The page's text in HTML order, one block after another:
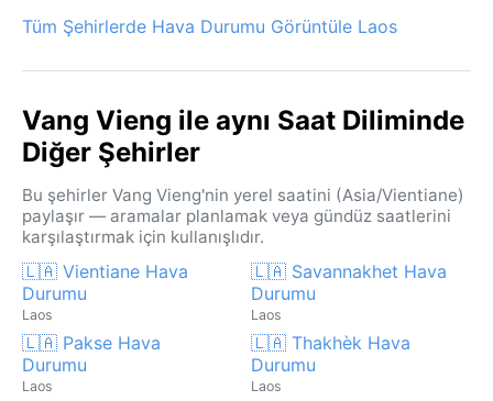
Tüm Şehirlerde Hava Durumu Görüntüle Laos
Vang Vieng ile aynı Saat Diliminde
Diğer Şehirler
Bu şehirler Vang Vieng'nin yerel saatini (Asia/Vientiane)
paylaşır — aramalar planlamak veya gündüz saatlerini
karşılaştırmak için kullanışlıdır.
🇱🇦 Vientiane Hava
Durumu
Laos
🇱🇦 Savannakhet Hava
Durumu
Laos
🇱🇦 Pakse Hava
Durumu
Laos
🇱🇦 Thakhèk Hava
Durumu
Laos